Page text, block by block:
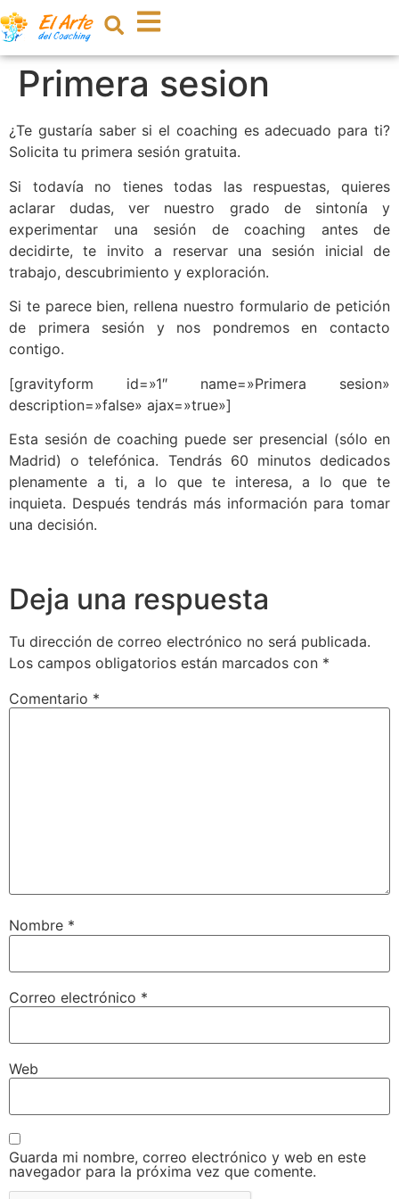
Primera sesion
¿Te gustaría saber si el coaching es adecuado para ti?
Solicita tu primera sesión gratuita.
Si todavía no tienes todas las respuestas, quieres
aclarar dudas, ver nuestro grado de sintonía y
experimentar una sesión de coaching antes de
decidirte, te invito a reservar una sesión inicial de
trabajo, descubrimiento y exploración.
Si te parece bien, rellena nuestro formulario de petición
de primera sesión y nos pondremos en contacto
contigo.
[gravityform id=»1″ name=»Primera sesion»
description=»false» ajax=»true»]
Esta sesión de coaching puede ser presencial (sólo en
Madrid) o telefónica. Tendrás 60 minutos dedicados
plenamente a ti, a lo que te interesa, a lo que te
inquieta. Después tendrás más información para tomar
una decisión.
Deja una respuesta
Tu dirección de correo electrónico no será publicada.
Los campos obligatorios están marcados con *
Comentario *
Nombre *
Correo electrónico *
Web
Guarda mi nombre, correo electrónico y web en este
navegador para la próxima vez que comente.